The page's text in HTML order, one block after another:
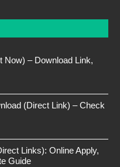
Now) – Download Link,
(Direct Link) – Check
Links): Online Apply,
Guide